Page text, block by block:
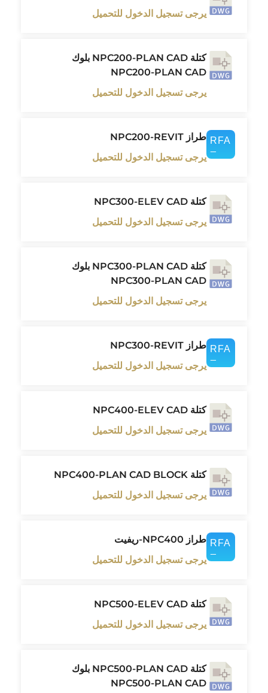
يرجى تسجيل الدخول للتحميل
كتلة NPC200-PLAN CAD بلوك
NPC200-PLAN CAD
يرجى تسجيل الدخول للتحميل
طراز NPC200-REVIT
يرجى تسجيل الدخول للتحميل
كتلة NPC300-ELEV CAD
يرجى تسجيل الدخول للتحميل
كتلة NPC300-PLAN CAD بلوك
NPC300-PLAN CAD
يرجى تسجيل الدخول للتحميل
طراز NPC300-REVIT
يرجى تسجيل الدخول للتحميل
كتلة NPC400-ELEV CAD
يرجى تسجيل الدخول للتحميل
كتلة NPC400-PLAN CAD BLOCK
يرجى تسجيل الدخول للتحميل
طراز NPC400-ريفيت
يرجى تسجيل الدخول للتحميل
كتلة NPC500-ELEV CAD
يرجى تسجيل الدخول للتحميل
كتلة NPC500-PLAN CAD بلوك
NPC500-PLAN CAD